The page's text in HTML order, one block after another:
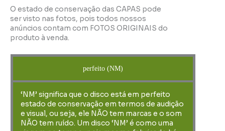
O estado de conservação das CAPAS pode
ser visto nas fotos, pois todos nossos
anúncios contam com FOTOS ORIGINAIS do
produto à venda.
perfeito (NM)
‘NM’ significa que o disco está em perfeito
estado de conservação em termos de audição
e visual, ou seja, ele NÃO tem marcas e o som
NÃO tem ruído. Um disco ‘NM’ é como uma